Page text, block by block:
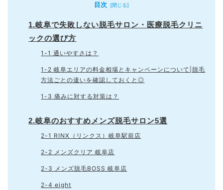
目次
1.岐阜で失敗しない脱毛サロン・医療脱毛クリニ
ックの選び方
1-1 通いやすさは？
1-2 岐阜エリアの料金相場とキャンペーンについて|脱毛
方法ごとの違いを確認しておくと◎
1-3 痛みに対する対策は？
2.岐阜のおすすめメンズ脱毛サロン5選
2-1 RINX（リンクス）岐阜駅前店
2-2 メンズクリア 岐阜店
2-3 メンズ脱毛BOSS 岐阜店
2-4 eight